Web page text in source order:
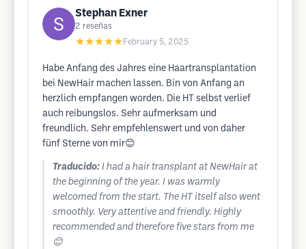
Stephan Exner
2 reseñas
★★★★★ February 5, 2025
Habe Anfang des Jahres eine Haartransplantation
bei NewHair machen lassen. Bin von Anfang an
herzlich empfangen worden. Die HT selbst verlief
auch reibungslos. Sehr aufmerksam und
freundlich. Sehr empfehlenswert und von daher
fünf Sterne von mir😊
Traducido: I had a hair transplant at NewHair at
the beginning of the year. I was warmly
welcomed from the start. The HT itself also went
smoothly. Very attentive and friendly. Highly
recommended and therefore five stars from me
😊